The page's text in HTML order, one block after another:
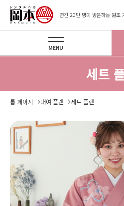
연간 20만 명이 방문하는 원조
MENU
세트
톱 페이지 대여 플랜 세트 플랜